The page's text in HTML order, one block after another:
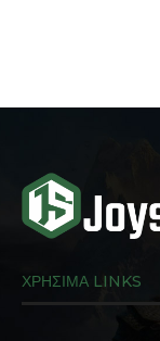
ΧΡΗΣΙΜΑ LINKS